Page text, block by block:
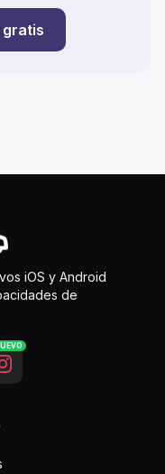
gratis
iOS y Android
de